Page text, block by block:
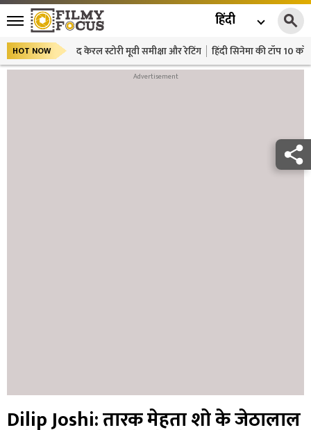
हिंदी
HOT NOW द केरल स्टोरी मूवी समीक्षा और रेटिंग हिंदी सिनेमा की टॉप 10
Dilip Joshi: तारक मेहता शो के जेठालाल